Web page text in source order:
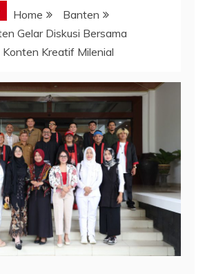
Home
Banten
Gelar Diskusi Bersama
Kreatif Milenial